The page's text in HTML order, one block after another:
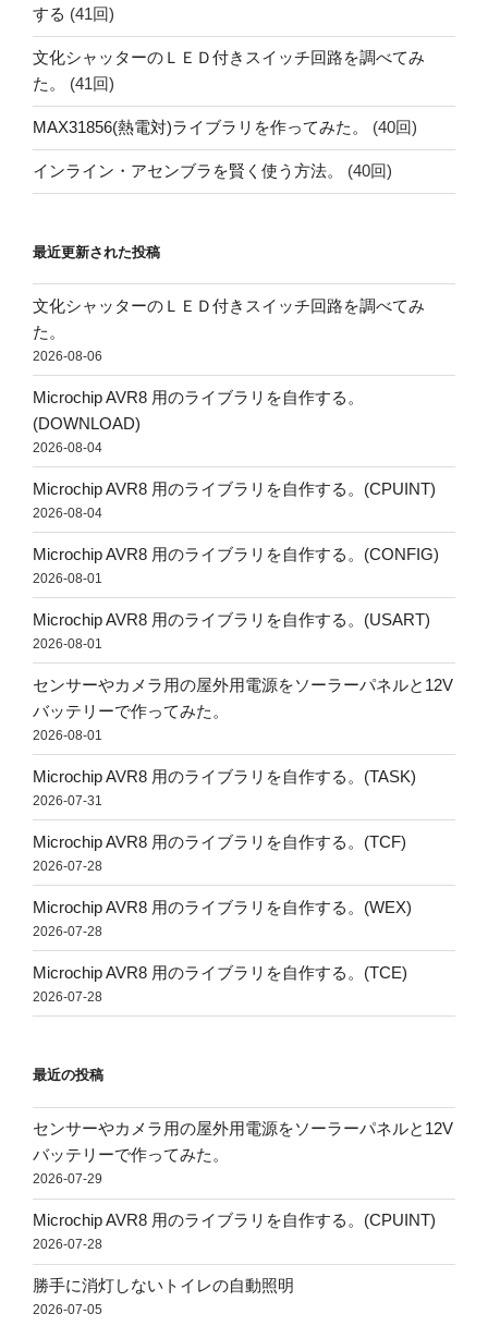
する (41回)
文化シャッターのＬＥＤ付きスイッチ回路を調べてみ
た。
(41回)
MAX31856(熱電対)ライブラリを作ってみた。 (40回)
インライン・アセンブラを賢く使う方法。 (40回)
最近更新された投稿
文化シャッターのＬＥＤ付きスイッチ回路を調べてみ
た。
2026-08-06
Microchip AVR8 用のライブラリを自作する。
(DOWNLOAD)
2026-08-04
Microchip AVR8 用のライブラリを自作する。(CPUINT)
2026-08-04
Microchip AVR8 用のライブラリを自作する。(CONFIG)
2026-08-01
Microchip AVR8 用のライブラリを自作する。(USART)
2026-08-01
センサーやカメラ用の屋外用電源をソーラーパネルと12V
バッテリーで作ってみた。
2026-08-01
Microchip AVR8 用のライブラリを自作する。(TASK)
2026-07-31
Microchip AVR8 用のライブラリを自作する。(TCF)
2026-07-28
Microchip AVR8 用のライブラリを自作する。(WEX)
2026-07-28
Microchip AVR8 用のライブラリを自作する。(TCE)
2026-07-28
最近の投稿
センサーやカメラ用の屋外用電源をソーラーパネルと12V
バッテリーで作ってみた。
2026-07-29
Microchip AVR8 用のライブラリを自作する。(CPUINT)
2026-07-28
勝手に消灯しないトイレの自動照明
2026-07-05